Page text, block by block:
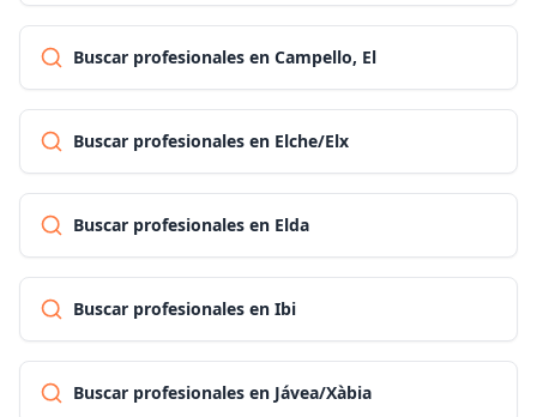
Buscar profesionales en Campello, El
Buscar profesionales en Elche/Elx
Buscar profesionales en Elda
Buscar profesionales en Ibi
Buscar profesionales en Jávea/Xàbia